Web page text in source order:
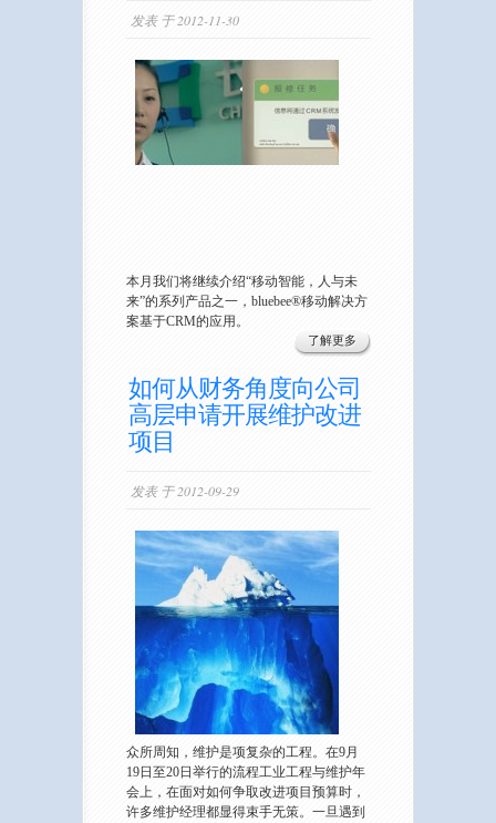
发表 于 2012-11-30
本月我们将继续介绍“移动智能，人与未
来”的系列产品之一，bluebee®移动解决方
案基于CRM的应用。
了解更多
如何从财务角度向公司
高层申请开展维护改进
项目
发表 于 2012-09-29
众所周知，维护是项复杂的工程。在9月
19日至20日举行的流程工业工程与维护年
会上，在面对如何争取改进项目预算时，
许多维护经理都显得束手无策。一旦遇到